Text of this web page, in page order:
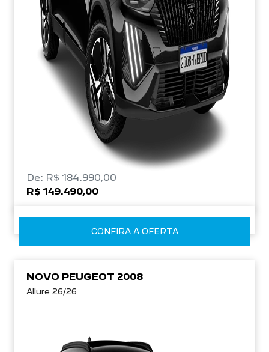
De: R$ 184.990,00
R$ 149.490,00
CONFIRA A OFERTA
NOVO PEUGEOT 2008
Allure 26/26